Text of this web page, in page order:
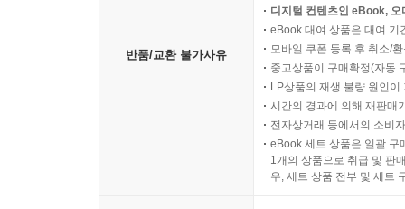
반품/교환 불가사유
디지털 컨텐츠인 eBook,
eBook 대여 상품은 대여 기
모바일 쿠폰 등록 후 취소/
중고상품이 구매확정(자동
LP상품의 재생 불량 원인
시간의 경과에 의해 재판매
전자상거래 등에서의 소비
eBook 세트 상품은 일괄 구
1개의 상품으로 취급 및 판
우, 세트 상품 전부 및 세트